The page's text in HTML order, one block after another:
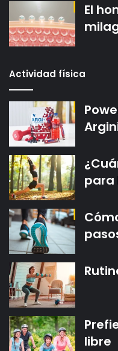
El
Actividad física
para
libre